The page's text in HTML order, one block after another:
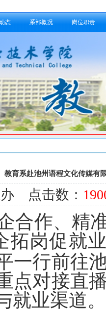
态 系部概况 岗位职责
教育系赴池州语程文化传媒有
点击数：
合作、精
拓岗促就
一行前往
点对接直
就业渠道。